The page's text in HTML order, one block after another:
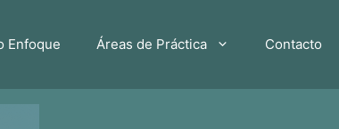
Enfoque Áreas de Práctica Contacto